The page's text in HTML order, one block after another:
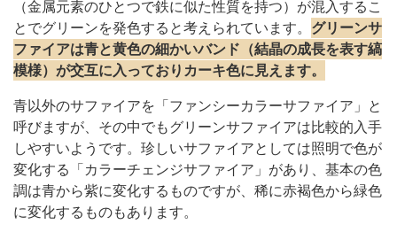
（金属元素のひとつで鉄に似た性質を持つ）が混入するこ
とでグリーンを発色すると考えられています。 グリーンサ
ファイアは青と黄色の細かいバンド（結晶の成長を表す縞
模様）が交互に入っておりカーキ色に見えます。
青以外のサファイアを「ファンシーカラーサファイア」と
呼びますが、その中でもグリーンサファイアは比較的入手
しやすいようです。珍しいサファイアとしては照明で色が
変化する「カラーチェンジサファイア」があり、基本の色
調は青から紫に変化するものですが、稀に赤褐色から緑色
に変化するものもあります。